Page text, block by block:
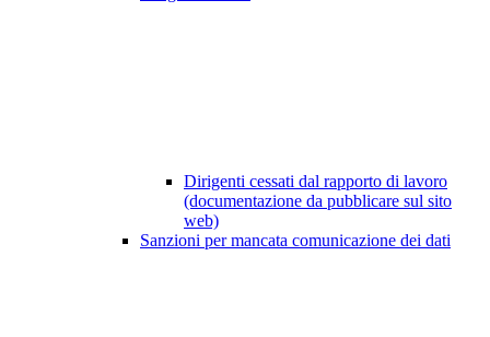
Dirigenti cessati dal rapporto di lavoro
(documentazione da pubblicare sul sito
web)
Sanzioni per mancata comunicazione dei dati